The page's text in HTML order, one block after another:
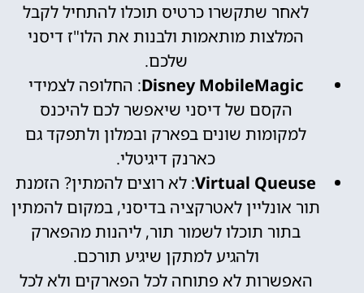
לאחר שתקשרו כרטיס תוכלו להתחיל לקבל
המלצות מותאמות ולבנות את הלו"ז דיסני
שלכם.
Disney MobileMagic: החלופה לצמידי
הקסם של דיסני שיאפשר לכם להיכנס
למקומות שונים בפארק ובמלון ולתפקד גם
כארנק דיגיטלי.
Virtual Queuse: לא רוצים להמתין? הזמנת
תור אונליין לאטרקציה בדיסני, במקום להמתין
בתור תוכלו לשמור תור, ליהנות מהפארק
ולהגיע למתקן שיגיע תורכם.
האפשרות לא פתוחה לכל הפארקים ולא לכל